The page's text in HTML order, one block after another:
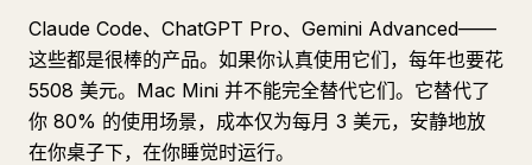
Claude Code、ChatGPT Pro、Gemini Advanced——
这些都是很棒的产品。如果你认真使用它们，每年也要花
5508 美元。Mac Mini 并不能完全替代它们。它替代了
你 80% 的使用场景，成本仅为每月 3 美元，安静地放
在你桌子下，在你睡觉时运行。